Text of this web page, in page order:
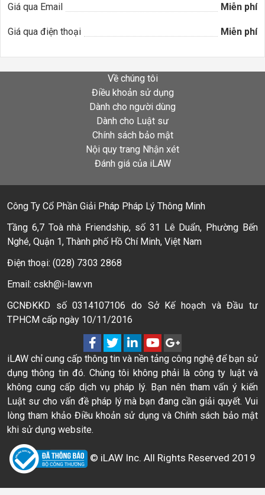
Giá qua Email Miễn phí
Giá qua điện thoại Miễn phí
Về chúng tôi
Điều khoản sử dụng
Dành cho người dùng
Dành cho Luật sư
Chính sách bảo mật
Nội quy trang Nhận xét
Đánh giá của iLAW
Công Ty Cổ Phần Giải Pháp Pháp Lý Thông Minh
Tầng 6,7 Toà nhà Friendship, số 31 Lê Duẩn, Phường Bến
Nghé, Quận 1, Thành phố Hồ Chí Minh, Việt Nam
Điện thoại: (028) 7303 2868
Email: cskh@i-law.vn
GCNĐKKD số 0314107106 do Sở Kế hoạch và Đầu tư
TPHCM cấp ngày 10/11/2016
iLAW chỉ cung cấp thông tin và nền tảng công nghệ để bạn sử
dụng thông tin đó. Chúng tôi không phải là công ty luật và
không cung cấp dịch vụ pháp lý. Bạn nên tham vấn ý kiến
Luật sư cho vấn đề pháp lý mà bạn đang cần giải quyết. Vui
lòng tham khảo Điều khoản sử dụng và Chính sách bảo mật
khi sử dụng website.
© iLAW Inc. All Rights Reserved 2019